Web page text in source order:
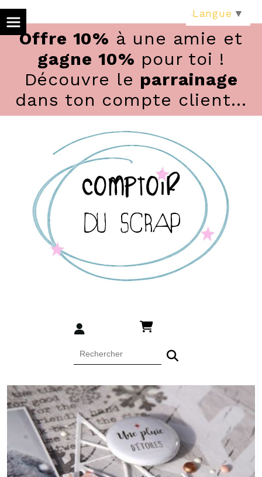
Offre 10% à une amie et
gagne 10% pour toi !
Découvre le parrainage
dans ton compte client...
Langue ▼